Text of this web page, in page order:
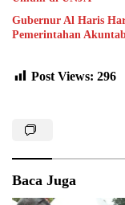
Gubernur Al Haris
Pemerintahan
Post Views: 296
Baca Juga